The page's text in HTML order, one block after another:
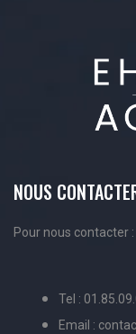
NOUS
Pour nous contacter
Tel :
Email :